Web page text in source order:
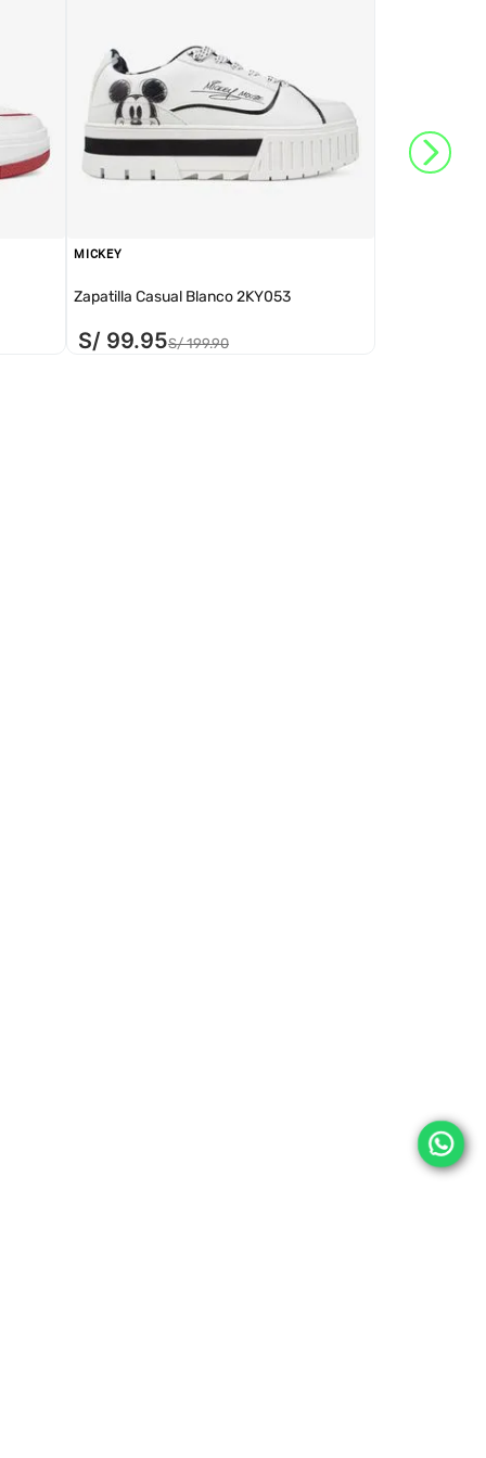
MICKEY
Zapatilla Casual Blanco 2KY053
S/ 99.95S/ 199.90